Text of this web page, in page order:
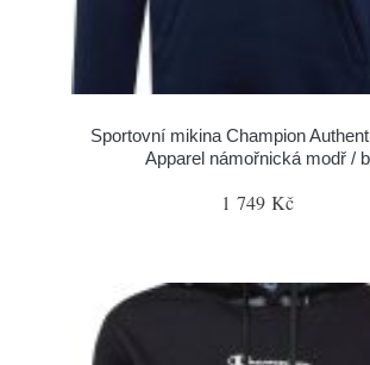
Sportovní mikina Champion
Apparel námořnická modř /
1 749 Kč